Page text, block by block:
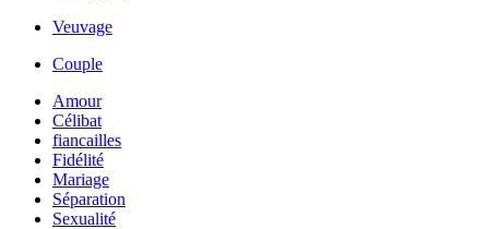
Veuvage
Couple
Amour
Célibat
fiancailles
Fidélité
Mariage
Séparation
Sexualité